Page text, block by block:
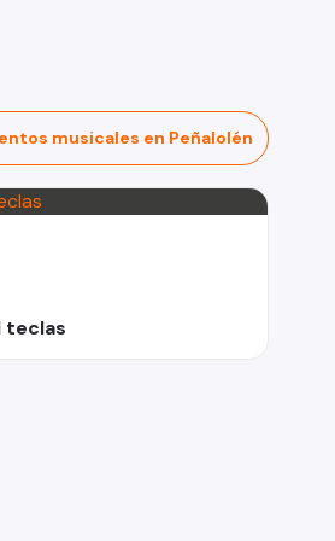
musicales en Peñalolén
teclas